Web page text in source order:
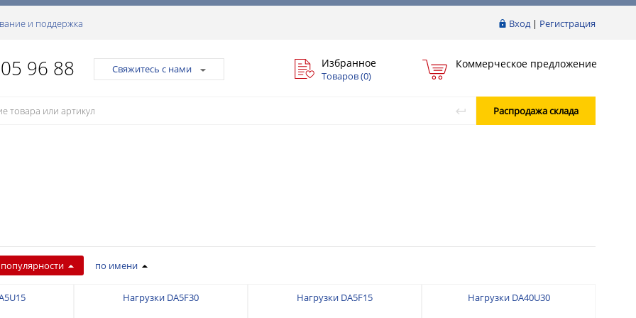
Вход| Регистрация
и поддержка
96 88 Свяжитесь с нами Избранное
Товаров (0)
Коммерческое предложение
Распродажа склада
по имени
Нагрузки DA5F30 Нагрузки DA5F15 Нагрузки DA40U30